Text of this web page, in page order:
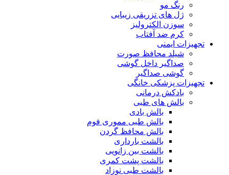
رنگ مو
ژل های تزریقی زیبایی
سوزن الکترولیز
کرم ضد آفتاب
تجهیزات ایمنی
شیلد محافظ صورت
صداگیر داخل گوشی
گوشی صداگیر
تجهیزات پزشکی خانگی
بادکش درمانی
بالش های طبی
بالش بادی
بالش طبی مموری فوم
بالش محافظ گردن
بالشت بارداری
بالشت بین زانویی
بالشت پشت کمری
بالشت طبی نوزاد